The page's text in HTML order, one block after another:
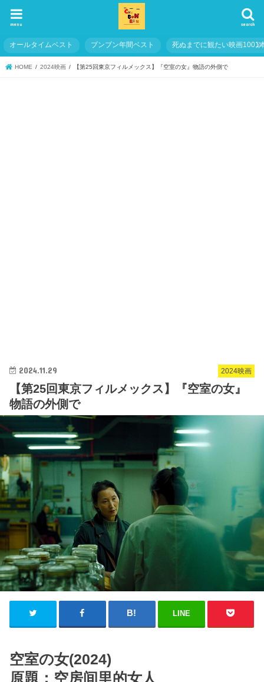
search
menu
オールタイムベスト ブンブン年間ベスト 死ぬまでに観たい映画1001
HOME 2024映画 【第25回東京フィルメックス】『空室の女』物語の外側で
2024映画
2024.11.29
【第25回東京フィルメックス】『空室の女』
物語の外側で
LINE
空室の女(2024)
原題：空房间里的女人